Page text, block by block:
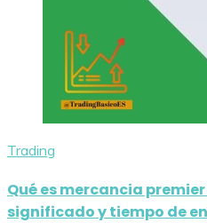
Trading
Qué es mercancia
significado y tiempo de